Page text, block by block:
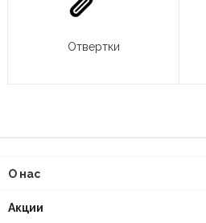
Отвертки
О нас
Акции